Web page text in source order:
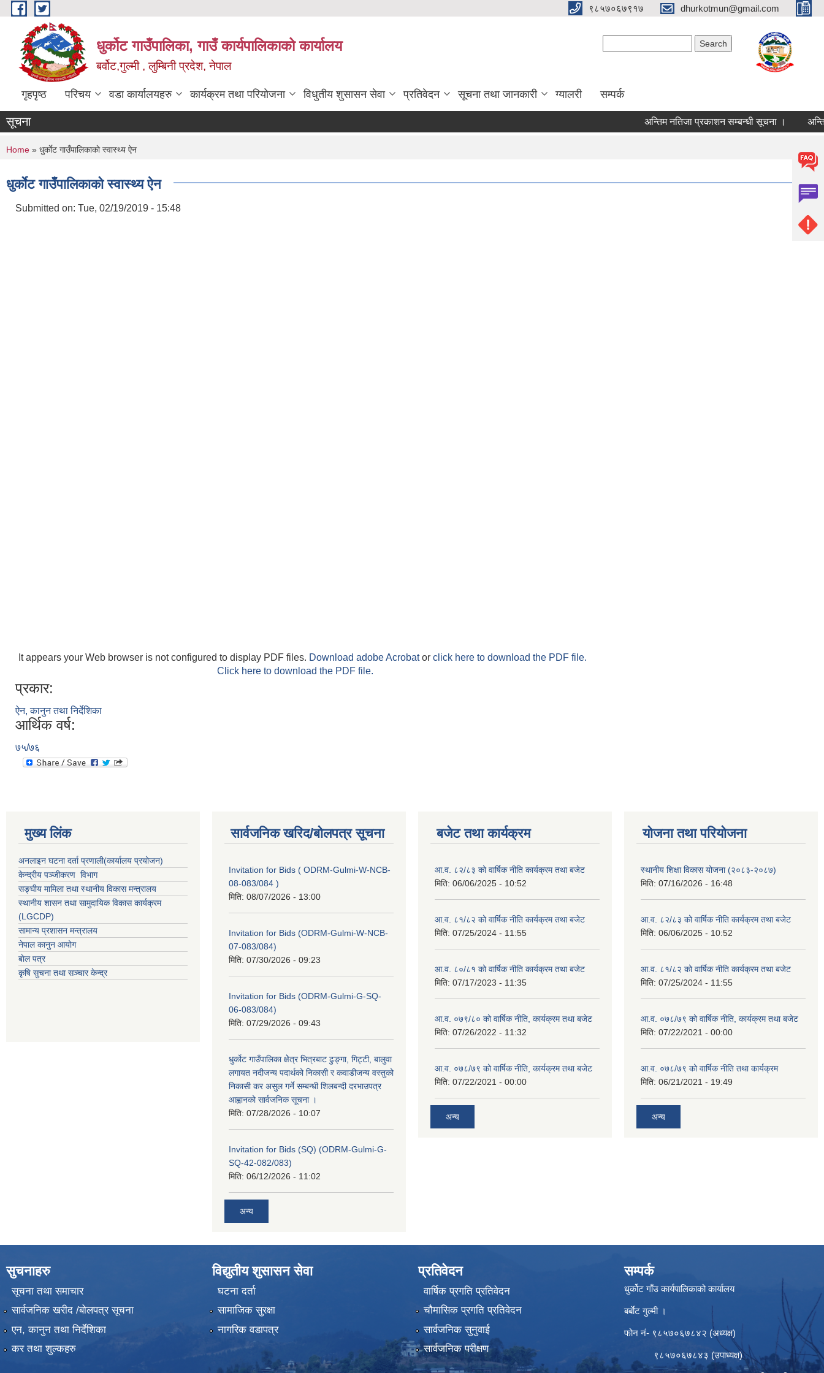
Skip to main content ९८५७०६७९१७ dhurkotmun@gmail.com
धुर्कोट गाउँपालिका, गाउँ कार्यपालिकाको कार्यालय
बर्वोट,गुल्मी , लुम्बिनी प्रदेश, नेपाल
गृहपृष्ठ परिचय वडा कार्यालयहरु कार्यक्रम तथा परियोजना विधुतीय शुसासन सेवा प्रतिवेदन सूचना तथा जानकारी ग्यालरी सम्पर्क
सूचना अन्तिम नतिजा प्रकाशन सम्बन्धी सूचना । अन्तिम
You are here
Home » धुर्काेट गाउँपालिकाकाे स्वास्थ्य ऐन
धुर्काेट गाउँपालिकाकाे स्वास्थ्य ऐन
Submitted on: Tue, 02/19/2019 - 15:48
It appears your Web browser is not configured to display PDF files. Download adobe Acrobator click here to download the PDF file.
Click here to download the PDF file.
प्रकार:
ऐन, कानुन तथा निर्देशिका
आर्थिक वर्ष:
७५/७६
मुख्य लिंक
अनलाइन घटना दर्ता प्रणाली(कार्यालय प्रयोजन)
केन्द्रीय पञ्जीकरण विभाग
सङ्घीय मामिला तथा स्थानीय विकास मन्त्रालय
स्थानीय शासन तथा सामुदायिक विकास कार्यक्रम
(LGCDP)
सामान्य प्रशासन मन्त्रालय
नेपाल कानुन आयोग
बाेल पत्र
कृषि सुचना तथा सञ्चार केन्द्र
सार्वजनिक खरिद/बोलपत्र सूचना
Invitation for Bids ( ODRM-Gulmi-W-NCB-
08-083/084 )
मिति: 08/07/2026 - 13:00
Invitation for Bids (ODRM-Gulmi-W-NCB-
07-083/084)
मिति: 07/30/2026 - 09:23
Invitation for Bids (ODRM-Gulmi-G-SQ-
06-083/084)
मिति: 07/29/2026 - 09:43
धुर्कोट गाउँपालिका क्षेेत्र भित्रबाट ढुङ्गा, गिट्टी, बालुवा
लगायत नदीजन्य पदार्थको निकासी र कवाडीजन्य वस्तुको
निकासी कर असुल गर्ने सम्बन्धी शिलबन्दी दरभाउपत्र
आह्वानको सार्वजनिक सूचना ।
मिति: 07/28/2026 - 10:07
Invitation for Bids (SQ) (ODRM-Gulmi-G-
SQ-42-082/083)
मिति: 06/12/2026 - 11:02
अन्य
बजेट तथा कार्यक्रम
आ.व. ८२/८३ को वार्षिक नीति कार्यक्रम तथा बजेट
मिति: 06/06/2025 - 10:52
आ.व. ८१/८२ को वार्षिक नीति कार्यक्रम तथा बजेट
मिति: 07/25/2024 - 11:55
आ.व. ८०/८१ को वार्षिक नीति कार्यक्रम तथा बजेट
मिति: 07/17/2023 - 11:35
आ.व. ०७९/८० को वार्षिक नीति, कार्यक्रम तथा बजेट
मिति: 07/26/2022 - 11:32
आ.व. ०७८/७९ को वार्षिक नीति, कार्यक्रम तथा बजेट
मिति: 07/22/2021 - 00:00
अन्य
याेजना तथा परियाेजना
स्थानीय शिक्षा विकास योजना (२०८३-२०८७)
मिति: 07/16/2026 - 16:48
आ.व. ८२/८३ को वार्षिक नीति कार्यक्रम तथा बजेट
मिति: 06/06/2025 - 10:52
आ.व. ८१/८२ को वार्षिक नीति कार्यक्रम तथा बजेट
मिति: 07/25/2024 - 11:55
आ.व. ०७८/७९ को वार्षिक नीति, कार्यक्रम तथा बजेट
मिति: 07/22/2021 - 00:00
आ.व. ०७८/७९ को वार्षिक नीति तथा कार्यक्रम
मिति: 06/21/2021 - 19:49
अन्य
सुचनाहरु
सूचना तथा समाचार
सार्वजनिक खरीद /बोलपत्र सूचना
एन, कानुन तथा निर्देशिका
कर तथा शुल्कहरु
विद्युतीय शुसासन सेवा
घटना दर्ता
सामाजिक सुरक्षा
नागरिक वडापत्र
प्रतिवेदन
वार्षिक प्रगति प्रतिवेदन
चौमासिक प्रगति प्रतिवेदन
सार्वजनिक सुनुवाई
सार्वजनिक परीक्षण
सम्पर्क
धुर्कोट गाँउ कार्यपालिकाको कार्यालय
बर्बाेट गुल्मी ।
फोन नं- ९८५७०६७८४२ (अध्यक्ष)
९८५७०६७८४३ (उपाध्यक्ष)